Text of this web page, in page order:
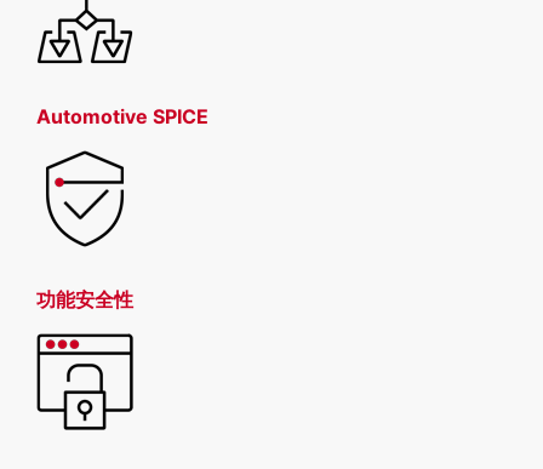
Automotive SPICE
功能安全性